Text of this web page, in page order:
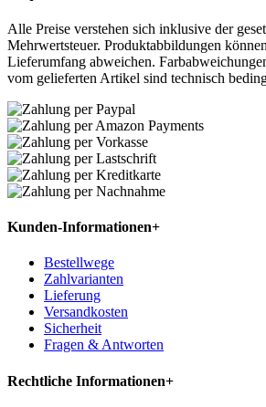
Alle Preise verstehen sich inklusive der
Mehrwertsteuer. Produktabbildungen
Lieferumfang abweichen.
vom gelieferten Artikel sind technisch
Kunden-Informationen+
Bestellwege
Zahlvarianten
Lieferung
Versandkosten
Sicherheit
Fragen & Antworten
Rechtliche Informationen+